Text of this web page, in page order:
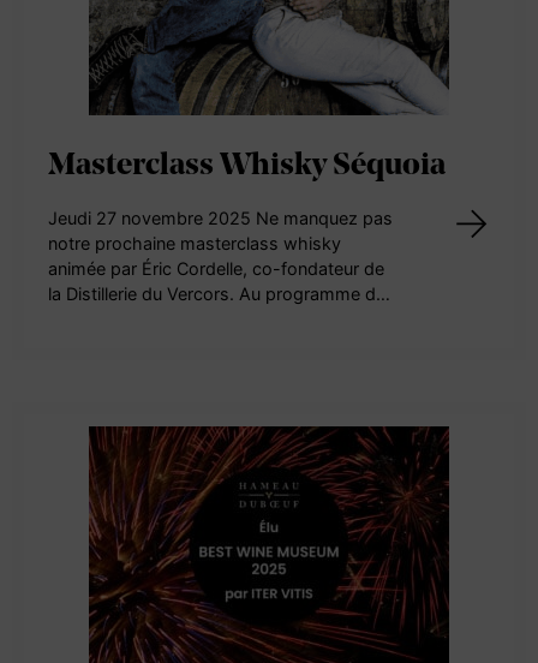
Masterclass Whisky Séquoia
Jeudi 27 novembre 2025 Ne manquez pas
notre prochaine masterclass whisky
animée par Éric Cordelle, co-fondateur de
la Distillerie du Vercors. Au programme d…